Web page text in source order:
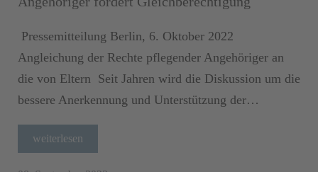
Pressemitteilung Berlin, 6. Oktober 2022
Angleichung der Rechte pflegender Angehöriger an
die von Eltern Seit Jahren wird die Diskussion um die
bessere Anerkennung und Unterstützung der…
weiterlesen